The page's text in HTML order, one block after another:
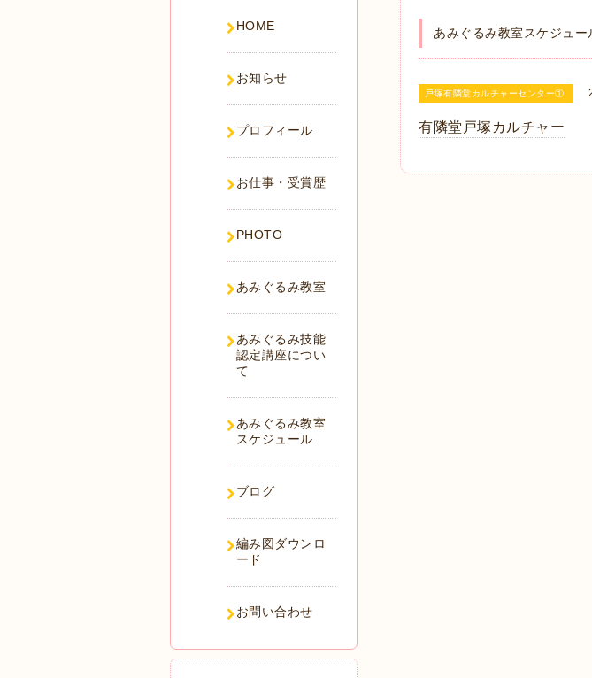
あみぐるみ教室スケジュー
戸塚有隣堂カルチャーセンター①
有隣堂戸塚カルチャー
HOME
お知らせ
プロフィール
お仕事・受賞歴
PHOTO
あみぐるみ教室
あみぐるみ技能
認定講座につい
て
あみぐるみ教室
スケジュール
ブログ
編み図ダウンロ
ード
お問い合わせ